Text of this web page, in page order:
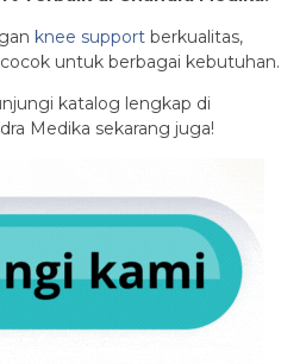
knee support berkualitas,
untuk berbagai kebutuhan.
katalog lengkap di
Medika sekarang juga!